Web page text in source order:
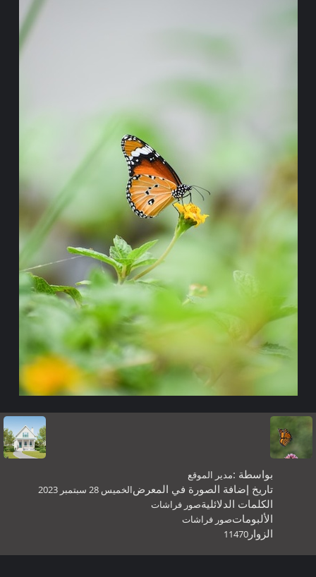
بواسطة :مدير الموقع
تاريخ إضافة الصورة في المعرضالخميس 28 سبتمبر 2023
الكلمات الدلائليةصور فراشات
الألبوماتصور فراشات
الزوار 11470